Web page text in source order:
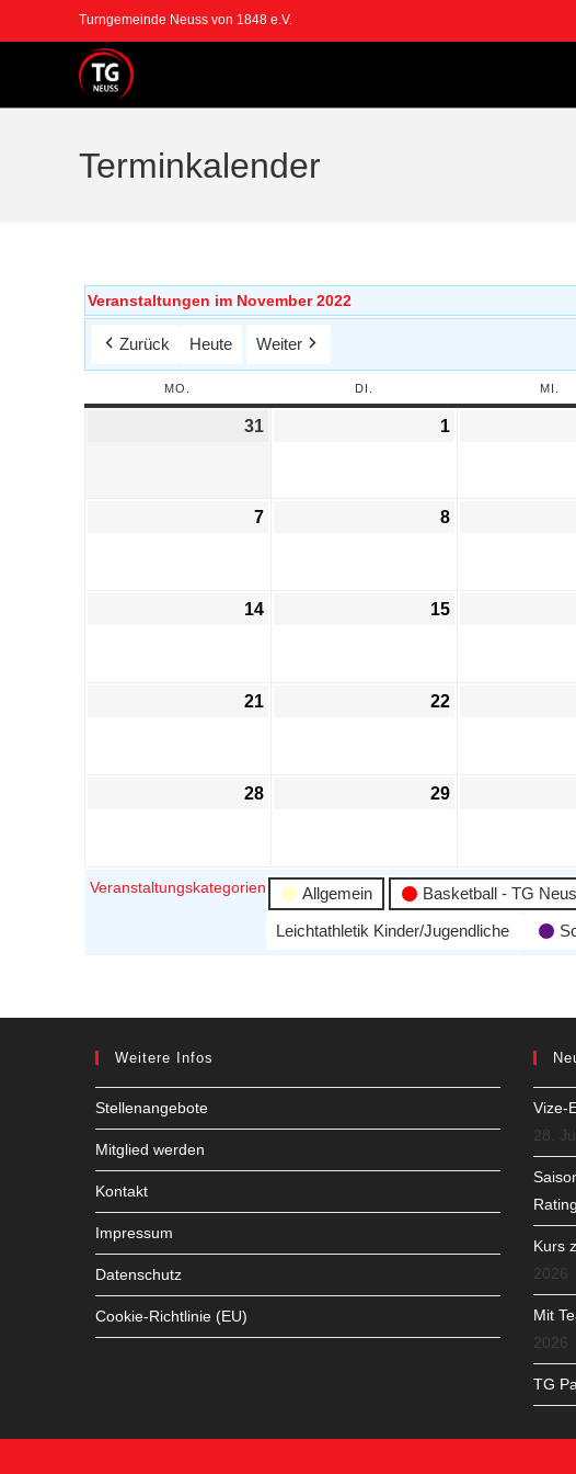
Turngemeinde Neuss von 1848 e.V.
Terminkalender
Veranstaltungen im November 2022
Zurück Heute Weiter
MO. DI. MI.
31 1
7 8
14 15
21 22
28 29
Veranstaltungskategorien Allgemein Basketball - TG
Leichtathletik Kinder/Jugendliche
Weitere Infos
Stellenangebote
Mitglied werden
Kontakt
Impressum
Datenschutz
Cookie-Richtlinie (EU)
Vize-
28.
Kurs
2026
Mit
2026
TG